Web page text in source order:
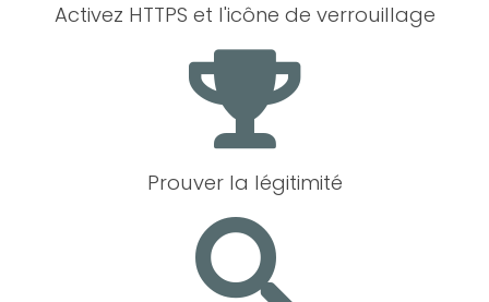
Activez HTTPS et l'icône de verrouillage
Prouver la légitimité